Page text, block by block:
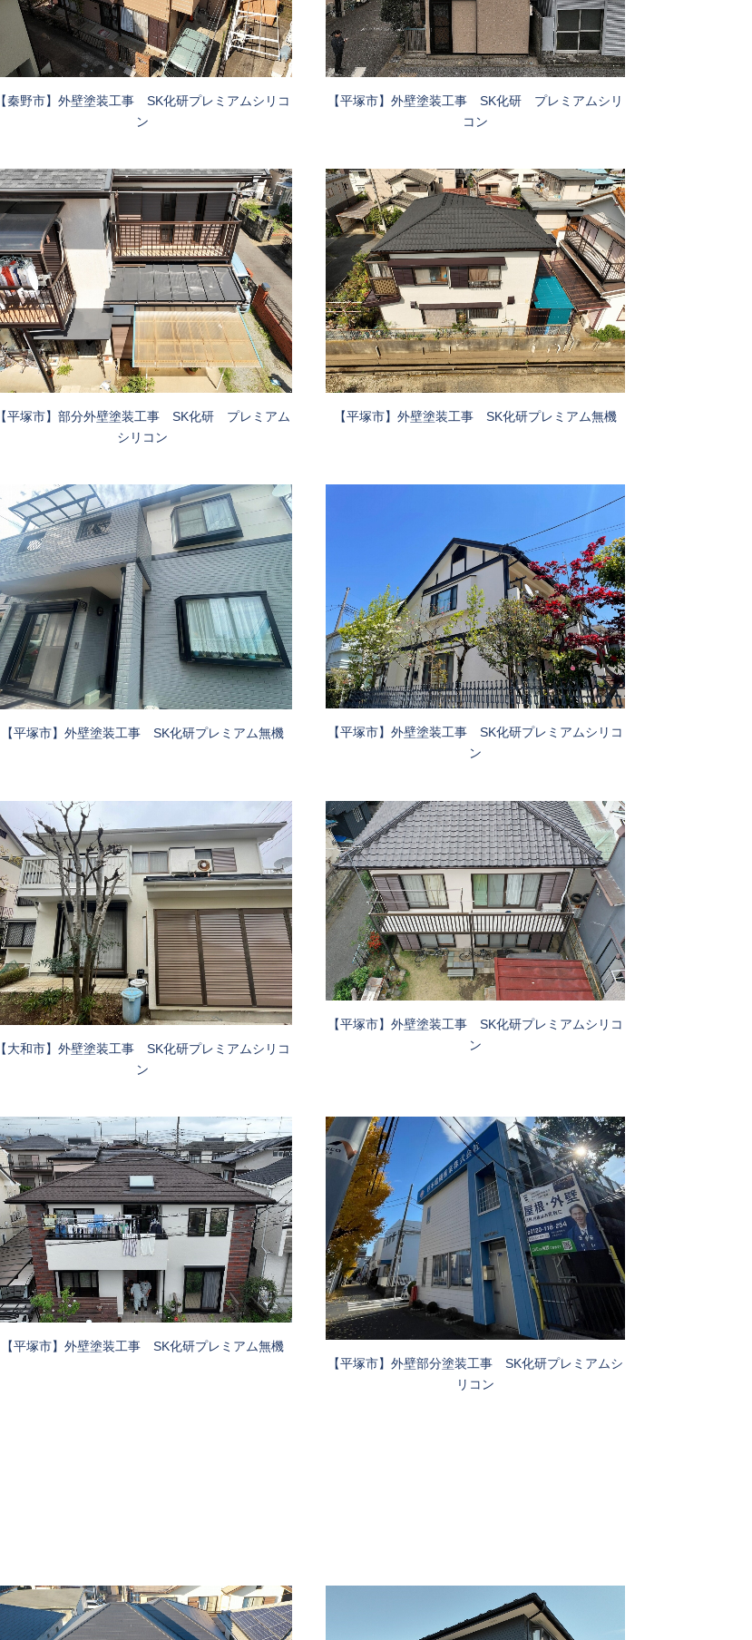
【秦野市】外壁塗装工事 SK化研プレミアムシリコ
ン
【平塚市】外壁塗装工事 SK化研 プレミアムシリ
コン
【平塚市】部分外壁塗装工事 SK化研 プレミアム
シリコン
【平塚市】外壁塗装工事 SK化研プレミアム無機
【平塚市】外壁塗装工事 SK化研プレミアム無機
【平塚市】外壁塗装工事 SK化研プレミアムシリコ
ン
【大和市】外壁塗装工事 SK化研プレミアムシリコ
ン
【平塚市】外壁塗装工事 SK化研プレミアムシリコ
ン
【平塚市】外壁塗装工事 SK化研プレミアム無機
【平塚市】外壁部分塗装工事 SK化研プレミアムシ
リコン